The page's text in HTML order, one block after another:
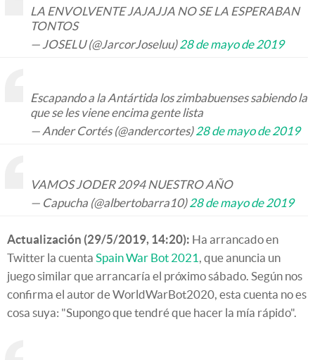
LA ENVOLVENTE JAJAJJA NO SE LA ESPERABAN
TONTOS
— JOSELU (@JarcorJoseluu)28 de mayo de 2019
Escapando a la Antártida los zimbabuenses sabiendo la
que se les viene encima gente lista
— Ander Cortés (@andercortes)28 de mayo de 2019
VAMOS JODER 2094 NUESTRO AÑO
— Capucha (@albertobarra10)28 de mayo de 2019
Actualización (29/5/2019, 14:20): Ha arrancado en
Twitter la cuenta Spain War Bot 2021 , que anuncia un
juego similar que arrancaría el próximo sábado. Según nos
confirma el autor de WorldWarBot2020, esta cuenta no es
cosa suya: "Supongo que tendré que hacer la mía rápido".